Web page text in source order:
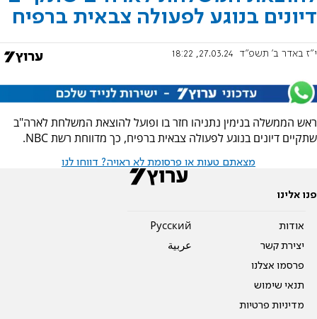
דיונים בנוגע לפעולה צבאית ברפיח
י"ז באדר ב׳ תשפ"ד 27.03.24, 18:22
ראש הממשלה בנימין נתניהו חזר בו ופועל להוצאת המשלחת לארה"ב
שתקיים דיונים בנוגע לפעולה צבאית ברפיח, כך מדווחת רשת NBC.
מצאתם טעות או פרסומת לא ראויה? דווחו לנו
פנו אלינו
אודות
יצירת קשר
פרסמו אצלנו
תנאי שימוש
מדיניות פרטיות
Pусский
عربية